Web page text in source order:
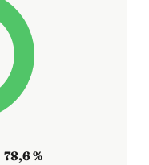
78,6 %